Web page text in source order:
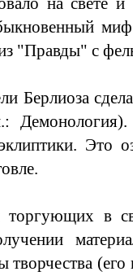
"Правды" с
Берлиоза
Это
торгующих в
творчества